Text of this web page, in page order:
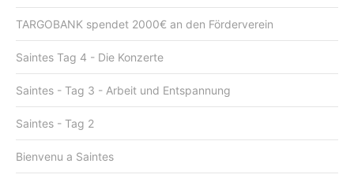
TARGOBANK spendet 2000€ an den Förderverein
Saintes Tag 4 - Die Konzerte
Saintes - Tag 3 - Arbeit und Entspannung
Saintes - Tag 2
Bienvenu a Saintes